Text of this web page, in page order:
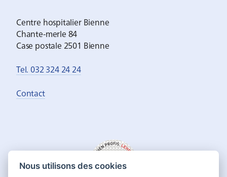
Centre hospitalier Bienne
Chante-merle 84
Case postale 2501 Bienne
Tel. 032 324 24 24
Contact
Nous utilisons des cookies